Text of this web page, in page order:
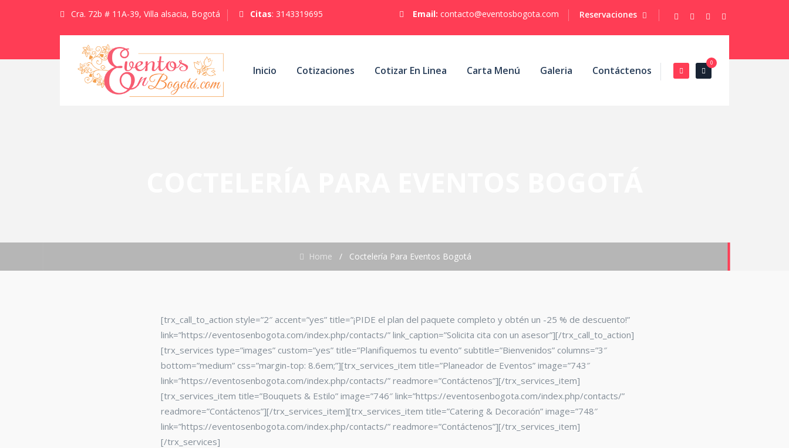
Cra. 72b # 11A-39, Villa alsacia, Bogotá Citas: 3143319695 Email: contacto@eventosbogota.com Reservaciones
0
Inicio Cotizaciones Cotizar En Linea Carta Menú Galeria Contáctenos
Home / Coctelería Para Eventos Bogotá
[trx_call_to_action style=”2″ accent=”yes” title=”¡PIDE el plan del paquete completo y obtén un -25 % de descuento!”
link=”https://eventosenbogota.com/index.php/contacts/” link_caption=”Solicita cita con un asesor”][/trx_call_to_action]
[trx_services type=”images” custom=”yes” title=”Planifiquemos tu evento” subtitle=”Bienvenidos” columns=”3″
bottom=”medium” css=”margin-top: 8.6em;”][trx_services_item title=”Planeador de Eventos” image=”743″
link=”https://eventosenbogota.com/index.php/contacts/” readmore=”Contáctenos”][/trx_services_item]
[trx_services_item title=”Bouquets & Estilo” image=”746″ link=”https://eventosenbogota.com/index.php/contacts/”
readmore=”Contáctenos”][/trx_services_item][trx_services_item title=”Catering & Decoración” image=”748″
link=”https://eventosenbogota.com/index.php/contacts/” readmore=”Contáctenos”][/trx_services_item]
[/trx_services]